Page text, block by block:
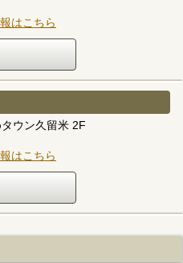
はこちら
ウン久留米 2F
はこちら